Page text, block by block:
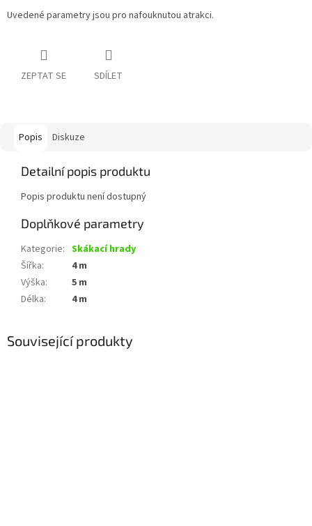
Uvedené parametry jsou pro nafouknutou atrakci.
ZEPTAT SE SDÍLET
Popis Diskuze
Detailní popis produktu
Popis produktu není dostupný
Doplňkové parametry
Kategorie: Skákací hrady
Šířka:
4 m
Výška:
5 m
Délka: 4 m
Související produkty